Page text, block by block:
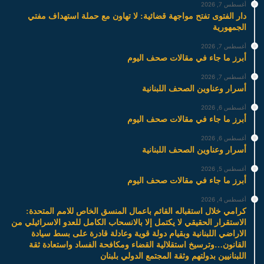
أغسطس 7, 2026
دار الفتوى تفتح مواجهة قضائية: لا تهاون مع حملة استهداف مفتي
الجمهورية
أغسطس 7, 2026
أبرز ما جاء في مقالات صحف اليوم
أغسطس 7, 2026
أسرار وعناوين الصحف اللبنانية
أغسطس 6, 2026
أبرز ما جاء في مقالات صحف اليوم
أغسطس 6, 2026
أسرار وعناوين الصحف اللبنانية
أغسطس 5, 2026
أبرز ما جاء في مقالات صحف اليوم
أغسطس 4, 2026
كرامي خلال استقباله القائم باعمال المنسق الخاص للامم المتحدة:
الاستقرار الحقيقي لا يكتمل إلا بالانسحاب الكامل للعدو الاسرائيلي من
الاراضي اللبنانية وبقيام دولة قوية وعادلة قادرة على بسط سيادة
القانون…وترسيخ استقلالية القضاء ومكافحة الفساد واستعادة ثقة
اللبنانيين بدولتهم وثقة المجتمع الدولي بلبنان